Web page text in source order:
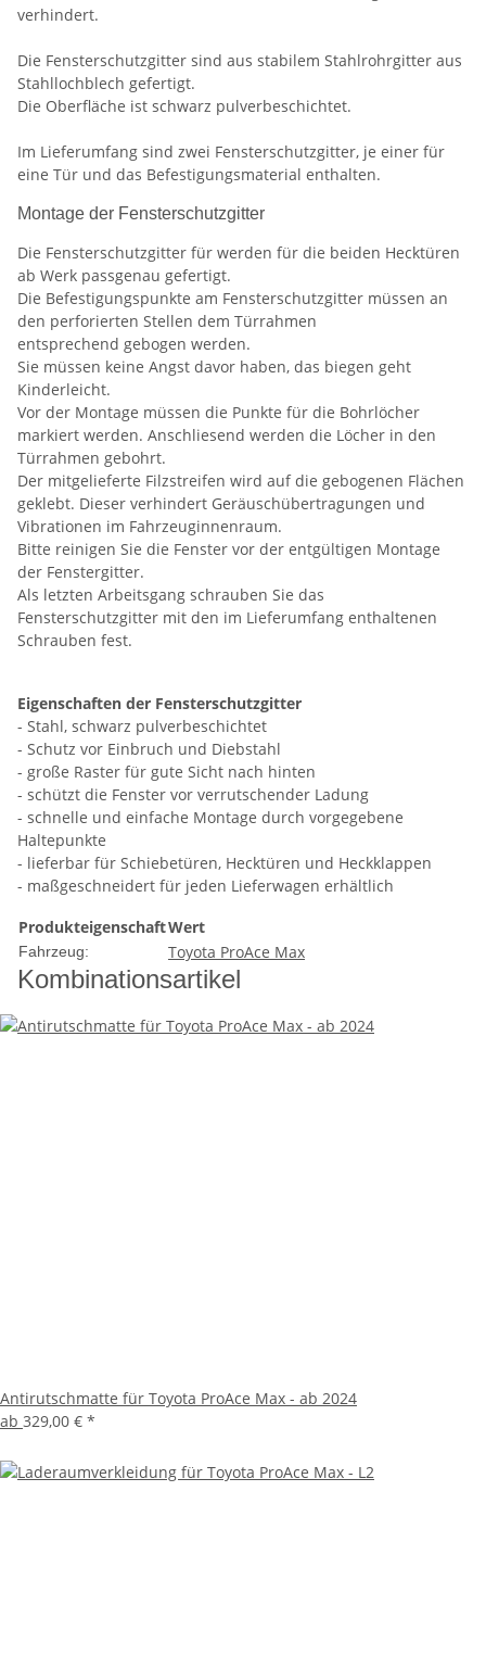
verhindert.
Die Fensterschutzgitter sind aus stabilem Stahlrohrgitter aus
Stahllochblech gefertigt.
Die Oberfläche ist schwarz pulverbeschichtet.
Im Lieferumfang sind zwei Fensterschutzgitter, je einer für
eine Tür und das Befestigungsmaterial enthalten.
Montage der Fensterschutzgitter
Die Fensterschutzgitter für werden für die beiden Hecktüren
ab Werk passgenau gefertigt.
Die Befestigungspunkte am Fensterschutzgitter müssen an
den perforierten Stellen dem Türrahmen
entsprechend gebogen werden.
Sie müssen keine Angst davor haben, das biegen geht
Kinderleicht.
Vor der Montage müssen die Punkte für die Bohrlöcher
markiert werden. Anschliesend werden die Löcher in den
Türrahmen gebohrt.
Der mitgelieferte Filzstreifen wird auf die gebogenen Flächen
geklebt. Dieser verhindert Geräuschübertragungen und
Vibrationen im Fahrzeuginnenraum.
Bitte reinigen Sie die Fenster vor der entgültigen Montage
der Fenstergitter.
Als letzten Arbeitsgang schrauben Sie das
Fensterschutzgitter mit den im Lieferumfang enthaltenen
Schrauben fest.
Eigenschaften der Fensterschutzgitter
- Stahl, schwarz pulverbeschichtet
- Schutz vor Einbruch und Diebstahl
- große Raster für gute Sicht nach hinten
- schützt die Fenster vor verrutschender Ladung
- schnelle und einfache Montage durch vorgegebene
Haltepunkte
- lieferbar für Schiebetüren, Hecktüren und Heckklappen
- maßgeschneidert für jeden Lieferwagen erhältlich
ProdukteigenschaftWert
Fahrzeug: Toyota ProAce Max
Kombinationsartikel
Antirutschmatte für Toyota ProAce Max - ab 2024
ab 329,00 € *